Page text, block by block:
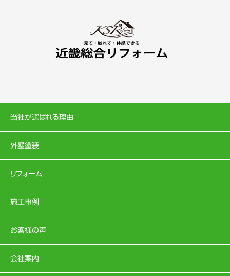
当社が選ばれる理由
外壁塗装
リフォーム
施工事例
お客様の声
会社案内